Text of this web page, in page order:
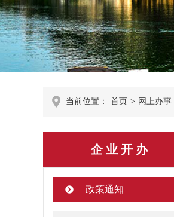
当前位置： 首页 > 网上办事
企业开办
政策通知